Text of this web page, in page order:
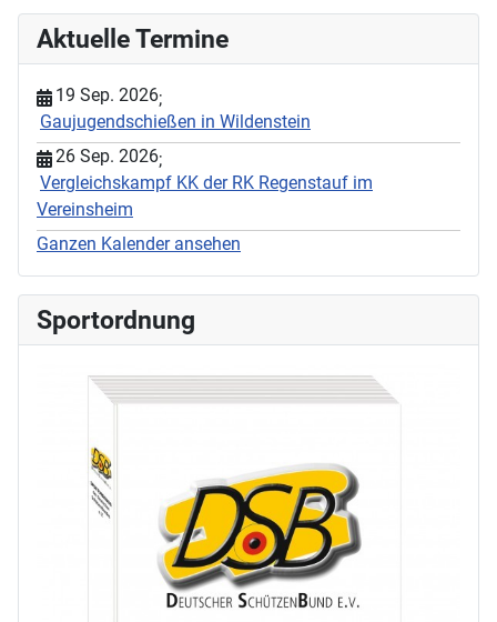
Aktuelle Termine
19 Sep. 2026;
Gaujugendschießen in Wildenstein
26 Sep. 2026;
Vergleichskampf KK der RK Regenstauf im
Vereinsheim
Ganzen Kalender ansehen
Sportordnung